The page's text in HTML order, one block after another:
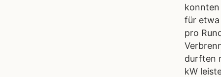
konnten
für etwa
pro
durften
kW